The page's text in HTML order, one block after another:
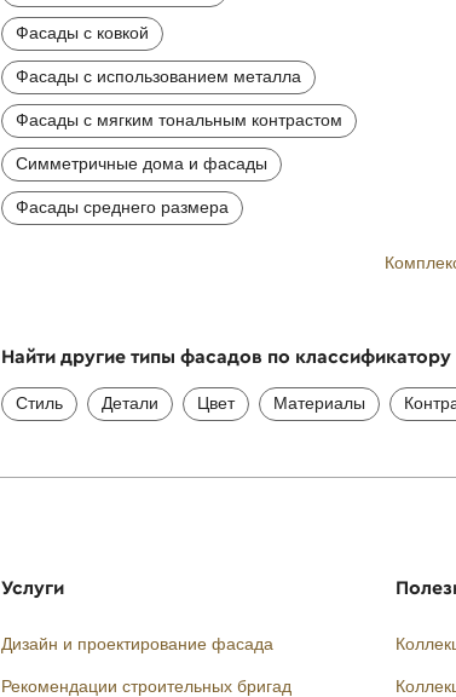
Фасады с ковкой
Фасады с использованием металла
Фасады с мягким тональным контрастом
Симметричные дома и фасады
Фасады среднего размера
Найти другие типы фасадов по классификатору
Стиль Детали Цвет Материалы
Услуги
Дизайн и проектирование фасада
Рекомендации строительных бригад